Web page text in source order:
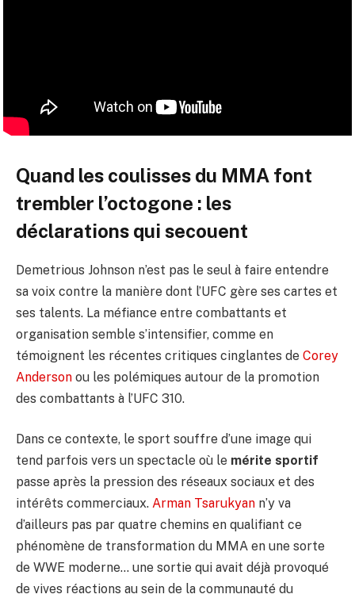
Quand les coulisses du MMA font
trembler l’octogone : les
déclarations qui secouent
Demetrious Johnson n’est pas le seul à faire entendre
sa voix contre la manière dont l’UFC gère ses cartes et
ses talents. La méfiance entre combattants et
organisation semble s’intensifier, comme en
témoignent les récentes critiques cinglantes de Corey
Anderson ou les polémiques autour de la promotion
des combattants à l’UFC 310.
Dans ce contexte, le sport souffre d’une image qui
tend parfois vers un spectacle où le mérite sportif
passe après la pression des réseaux sociaux et des
intérêts commerciaux. Arman Tsarukyan n’y va
d’ailleurs pas par quatre chemins en qualifiant ce
phénomène de transformation du MMA en une sorte
de WWE moderne… une sortie qui avait déjà provoqué
de vives réactions au sein de la communauté du